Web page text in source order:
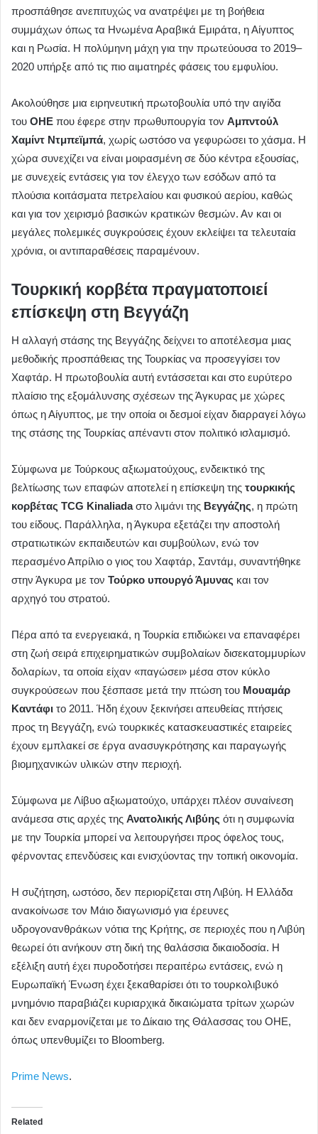
προσπάθησε ανεπιτυχώς να ανατρέψει με τη βοήθεια
συμμάχων όπως τα Ηνωμένα Αραβικά Εμιράτα, η Αίγυπτος
και η Ρωσία. Η πολύμηνη μάχη για την πρωτεύουσα το 2019–
2020 υπήρξε από τις πιο αιματηρές φάσεις του εμφυλίου.
Ακολούθησε μια ειρηνευτική πρωτοβουλία υπό την αιγίδα
του ΟΗΕ που έφερε στην πρωθυπουργία τον Αμπντούλ
Χαμίντ Ντμπεϊμπά, χωρίς ωστόσο να γεφυρώσει το χάσμα. Η
χώρα συνεχίζει να είναι μοιρασμένη σε δύο κέντρα εξουσίας,
με συνεχείς εντάσεις για τον έλεγχο των εσόδων από τα
πλούσια κοιτάσματα πετρελαίου και φυσικού αερίου, καθώς
και για τον χειρισμό βασικών κρατικών θεσμών. Αν και οι
μεγάλες πολεμικές συγκρούσεις έχουν εκλείψει τα τελευταία
χρόνια, οι αντιπαραθέσεις παραμένουν.
Τουρκική κορβέτα πραγματοποιεί
επίσκεψη στη Βεγγάζη
Η αλλαγή στάσης της Βεγγάζης δείχνει το αποτέλεσμα μιας
μεθοδικής προσπάθειας της Τουρκίας να προσεγγίσει τον
Χαφτάρ. Η πρωτοβουλία αυτή εντάσσεται και στο ευρύτερο
πλαίσιο της εξομάλυνσης σχέσεων της Άγκυρας με χώρες
όπως η Αίγυπτος, με την οποία οι δεσμοί είχαν διαρραγεί λόγω
της στάσης της Τουρκίας απέναντι στον πολιτικό ισλαμισμό.
Σύμφωνα με Τούρκους αξιωματούχους, ενδεικτικό της
βελτίωσης των επαφών αποτελεί η επίσκεψη της τουρκικής
κορβέτας TCG Kinaliadaστο λιμάνι της Βεγγάζης, η πρώτη
του είδους. Παράλληλα, η Άγκυρα εξετάζει την αποστολή
στρατιωτικών εκπαιδευτών και συμβούλων, ενώ τον
περασμένο Απρίλιο ο γιος του Χαφτάρ, Σαντάμ, συναντήθηκε
στην Άγκυρα με τον Τούρκο υπουργό Άμυνας και τον
αρχηγό του στρατού.
Πέρα από τα ενεργειακά, η Τουρκία επιδιώκει να επαναφέρει
στη ζωή σειρά επιχειρηματικών συμβολαίων δισεκατομμυρίων
δολαρίων, τα οποία είχαν «παγώσει» μέσα στον κύκλο
συγκρούσεων που ξέσπασε μετά την πτώση του Μουαμάρ
Καντάφι το 2011. Ήδη έχουν ξεκινήσει απευθείας πτήσεις
προς τη Βεγγάζη, ενώ τουρκικές κατασκευαστικές εταιρείες
έχουν εμπλακεί σε έργα ανασυγκρότησης και παραγωγής
βιομηχανικών υλικών στην περιοχή.
Σύμφωνα με Λίβυο αξιωματούχο, υπάρχει πλέον συναίνεση
ανάμεσα στις αρχές της Ανατολικής Λιβύης ότι η συμφωνία
με την Τουρκία μπορεί να λειτουργήσει προς όφελος τους,
φέρνοντας επενδύσεις και ενισχύοντας την τοπική οικονομία.
Η συζήτηση, ωστόσο, δεν περιορίζεται στη Λιβύη. Η Ελλάδα
ανακοίνωσε τον Μάιο διαγωνισμό για έρευνες
υδρογονανθράκων νότια της Κρήτης, σε περιοχές που η Λιβύη
θεωρεί ότι ανήκουν στη δική της θαλάσσια δικαιοδοσία. Η
εξέλιξη αυτή έχει πυροδοτήσει περαιτέρω εντάσεις, ενώ η
Ευρωπαϊκή Ένωση έχει ξεκαθαρίσει ότι το τουρκολιβυκό
μνημόνιο παραβιάζει κυριαρχικά δικαιώματα τρίτων χωρών
και δεν εναρμονίζεται με το Δίκαιο της Θάλασσας του ΟΗΕ,
όπως υπενθυμίζει το Bloomberg.
Prime News.
Related